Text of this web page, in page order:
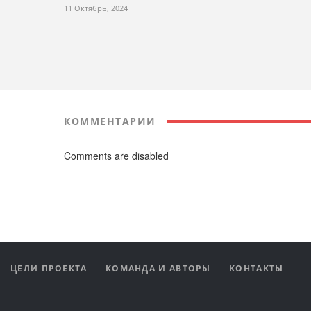
11 Октябрь, 2024
КОММЕНТАРИИ
Comments are disabled
ЦЕЛИ ПРОЕКТА КОМАНДА И АВТОРЫ КОНТАКТЫ